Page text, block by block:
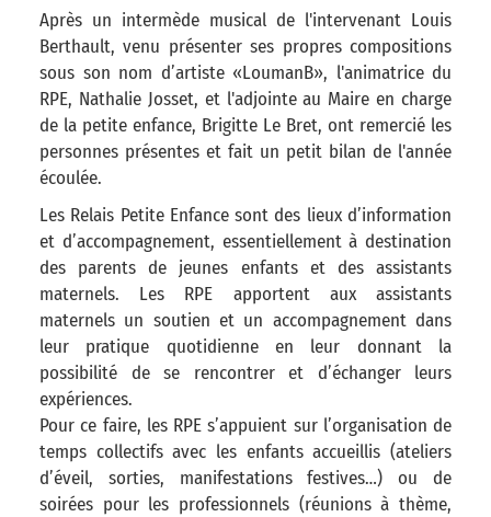
Après un intermède musical de l'intervenant Louis
Berthault, venu présenter ses propres compositions
sous son nom d’artiste «LoumanB», l'animatrice du
RPE, Nathalie Josset, et l'adjointe au Maire en charge
de la petite enfance, Brigitte Le Bret, ont remercié les
personnes présentes et fait un petit bilan de l'année
écoulée.
Les Relais Petite Enfance sont des lieux d’information
et d’accompagnement, essentiellement à destination
des parents de jeunes enfants et des assistants
maternels. Les RPE apportent aux assistants
maternels un soutien et un accompagnement dans
leur pratique quotidienne en leur donnant la
possibilité de se rencontrer et d’échanger leurs
expériences.
Pour ce faire, les RPE s’appuient sur l’organisation de
temps collectifs avec les enfants accueillis (ateliers
d’éveil, sorties, manifestations festives…) ou de
soirées pour les professionnels (réunions à thème,